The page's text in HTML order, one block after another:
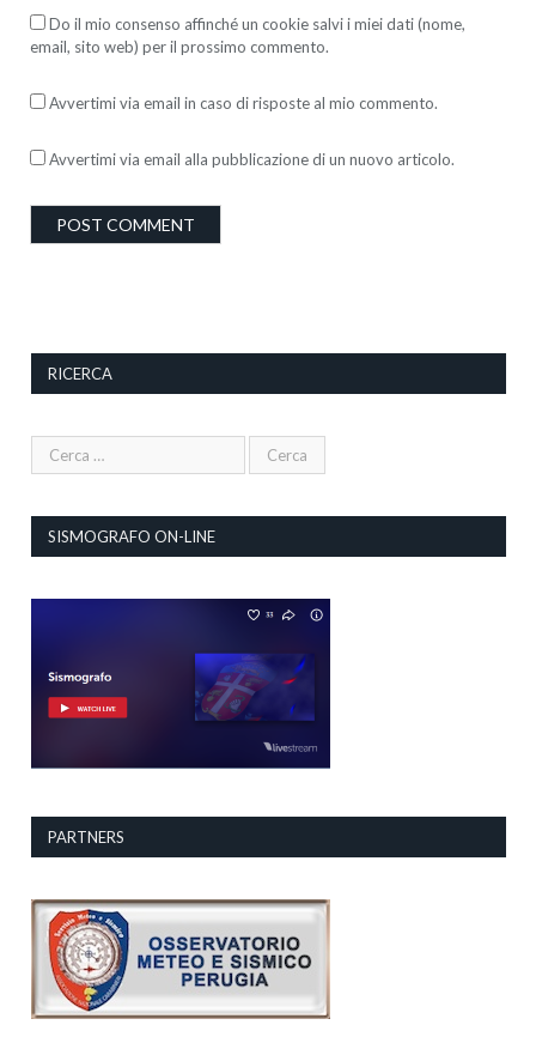
Do il mio consenso affinché un cookie salvi i miei dati (nome,
email, sito web) per il prossimo commento.
Avvertimi via email in caso di risposte al mio commento.
Avvertimi via email alla pubblicazione di un nuovo articolo.
RICERCA
SISMOGRAFO ON-LINE
PARTNERS